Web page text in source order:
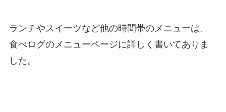
ランチやスイーツなど他の時間帯のメニューは、
食べログのメニューページに詳しく書いてありま
した。